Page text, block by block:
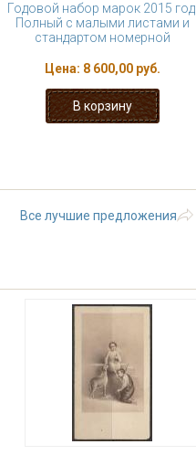
Годовой набор марок 2015 год.
Полный c малыми листами и
стандартом номерной
Цена: 8 600,00 руб.
Все лучшие предложения